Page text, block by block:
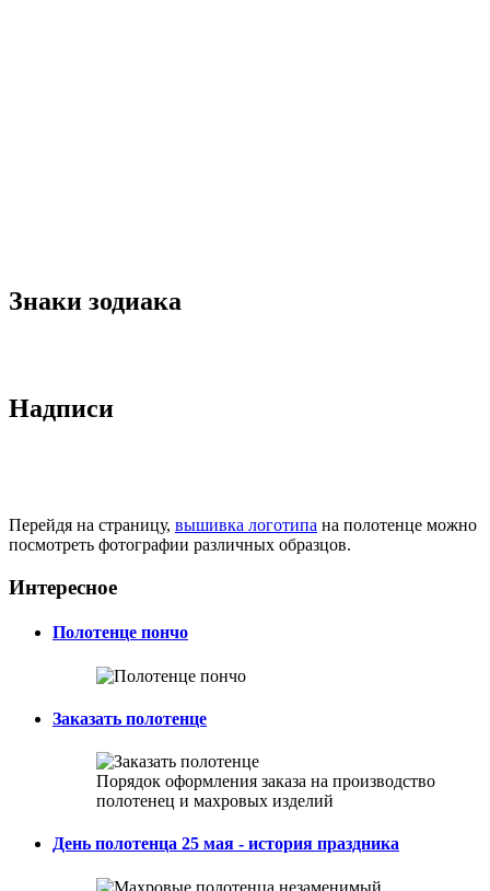
Знаки зодиака
Надписи
Перейдя на страницу, вышивка логотипа на полотенце можно
посмотреть фотографии различных образцов.
Интересное
Полотенце пончо
Заказать полотенце
Порядок оформления заказа на производство
полотенец и махровых изделий
День полотенца 25 мая - история праздника